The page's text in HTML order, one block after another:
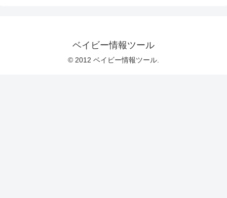
ベイビー情報ツール
© 2012 ベイビー情報ツール.